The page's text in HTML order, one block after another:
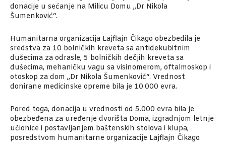
donacije u sećanje na Milicu Domu „Dr Nikola
Šumenković“.
Humanitarna organizacija Lajflajn Čikago obezbedila je
sredstva za 10 bolničkih kreveta sa antidekubitnim
dušecima za odrasle, 5 bolničkih dečjih kreveta sa
dušecima, mehaničku vagu sa visinomerom, oftalmoskop i
otoskop za dom „Dr Nikola Šumenković“. Vrednost
donirane medicinske opreme bila je 10.000 evra.
Pored toga, donacija u vrednosti od 5.000 evra bila je
obezbeđena za uređenje dvorišta Doma, izgradnjom letnje
učionice i postavljanjem baštenskih stolova i klupa,
posredstvom humanitarne organizacije Lajflajn Čikago.